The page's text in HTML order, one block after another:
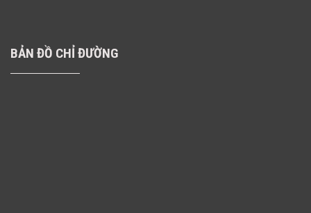
BẢN ĐỒ CHỈ ĐƯỜNG